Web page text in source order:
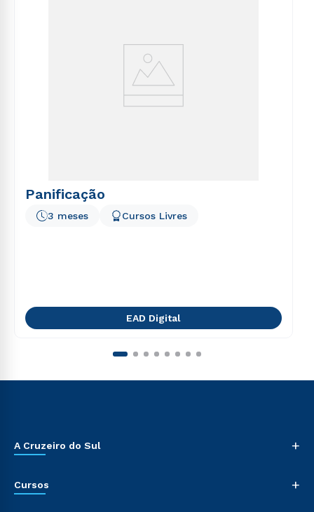
Panificação
3 meses Cursos Livres
EAD Digital
A Cruzeiro do Sul +
Cursos +